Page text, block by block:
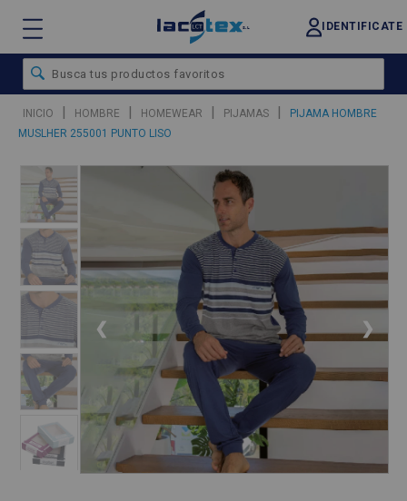
IDENTIFICATE
INICIO | HOMBRE | HOMEWEAR | PIJAMAS |
PIJAMA HOMBRE
MUSLHER 255001 PUNTO LISO
❮ ❯